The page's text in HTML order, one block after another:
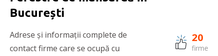
București
Adrese și informații complete de
contact firme care se ocupă cu
20
firme